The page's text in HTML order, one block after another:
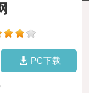
PC下载